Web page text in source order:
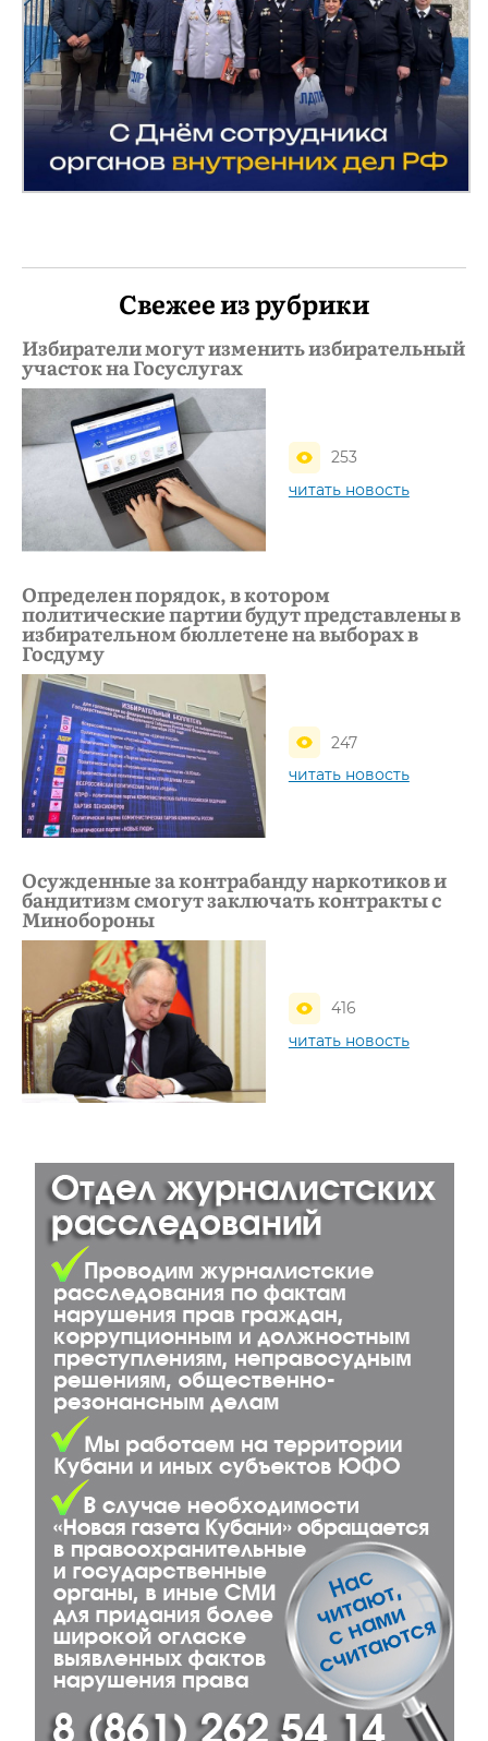
Свежее из рубрики
Избиратели могут изменить избирательный
участок на Госуслугах
253
читать новость
Определен порядок, в котором
политические партии будут представлены в
избирательном бюллетене на выборах в
Госдуму
247
читать новость
Осужденные за контрабанду наркотиков и
бандитизм смогут заключать контракты с
Минобороны
416
читать новость